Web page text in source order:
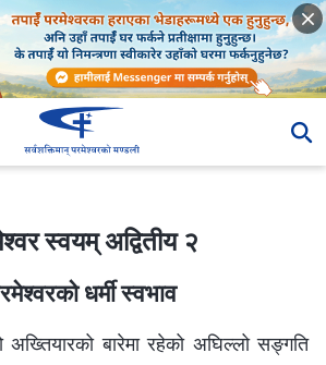
स्वयम् अद्वितीय २
धर्मी स्वभाव
अख्तियारको बारेमा रहेको अघिल्‍लो सङ्गति